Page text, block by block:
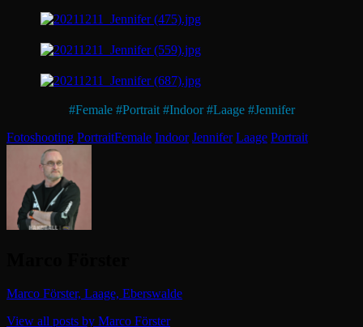
#Female#Portrait#Indoor#Laage#Jennifer
Categories
Fotoshooting PortraitTags,
Female Indoor Jennifer Laage Portrait
Marco Förster, Laage, Eberswalde
View all posts by Marco Förster